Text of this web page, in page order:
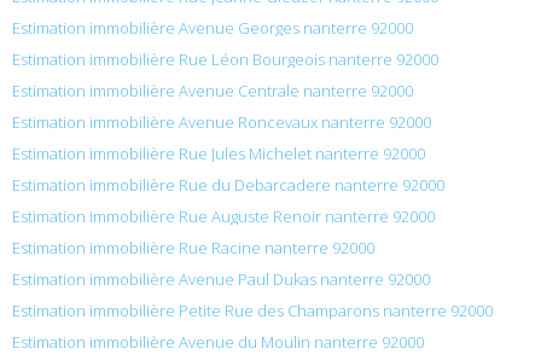
Estimation immobilière Avenue Georges nanterre 92000
Estimation immobilière Rue Léon Bourgeois nanterre 92000
Estimation immobilière Avenue Centrale nanterre 92000
Estimation immobilière Avenue Roncevaux nanterre 92000
Estimation immobilière Rue Jules Michelet nanterre 92000
Estimation immobilière Rue du Debarcadere nanterre 92000
Estimation immobilière Rue Auguste Renoir nanterre 92000
Estimation immobilière Rue Racine nanterre 92000
Estimation immobilière Avenue Paul Dukas nanterre 92000
Estimation immobilière Petite Rue des Champarons nanterre 92000
Estimation immobilière Avenue du Moulin nanterre 92000